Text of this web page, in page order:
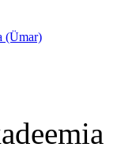
(Ümar)